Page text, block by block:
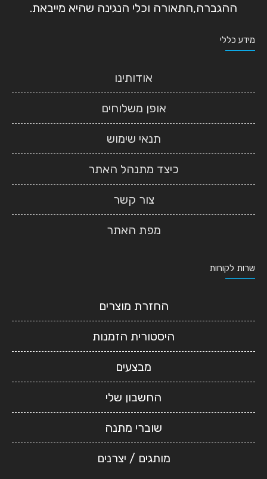
ההגברה,התאורה וכלי הנגינה שהיא מייבאת.
מידע כללי
אודותינו
אופן משלוחים
תנאי שימוש
כיצד מתנהל האתר
צור קשר
מפת האתר
שרות לקוחות
החזרת מוצרים
היסטורית הזמנות
מבצעים
החשבון שלי
שוברי מתנה
מותגים / יצרנים